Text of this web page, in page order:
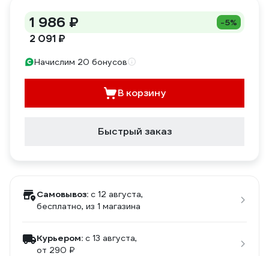
1 986 ₽ -5%
2 091 ₽
Начислим 20 бонусов
В корзину
Быстрый заказ
Самовывоз: c 12 августа,
бесплатно, из 1 магазина
Курьером: c 13 августа,
от 290 ₽